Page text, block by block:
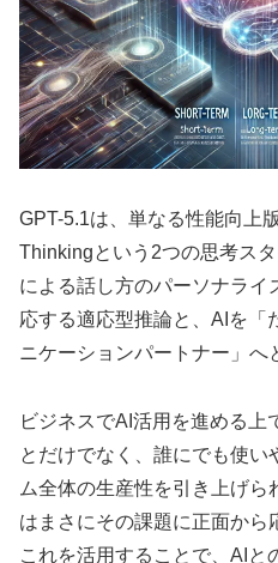
GPT-5.1は、単なる性能向上
Thinkingという2つの思考ス
による話し方のパーソナラ
応する適応型推論と、AIを「
ニケーションパートナー」へ
ビジネスでAI活用を進める上
とだけでなく、誰にでも使
ム全体の生産性を引き上げら
はまさにその課題に正面から
これを活用することで、AIと